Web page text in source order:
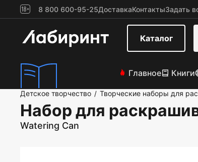
8 800 600-95-25ДоставкаКонтактыЗадать
Каталог
Главное Книги
Детское творчество / Творческие наборы для
Набор для
Watering Can